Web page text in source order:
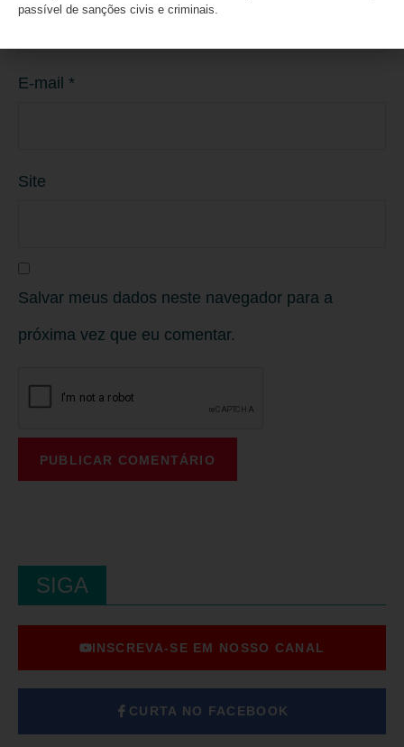
E-mail *
Site
Salvar meus dados neste navegador para a
próxima vez que eu comentar.
SIGA
INSCREVA-SE EM NOSSO CANAL
CURTA NO FACEBOOK
passível de sanções civis e criminais.